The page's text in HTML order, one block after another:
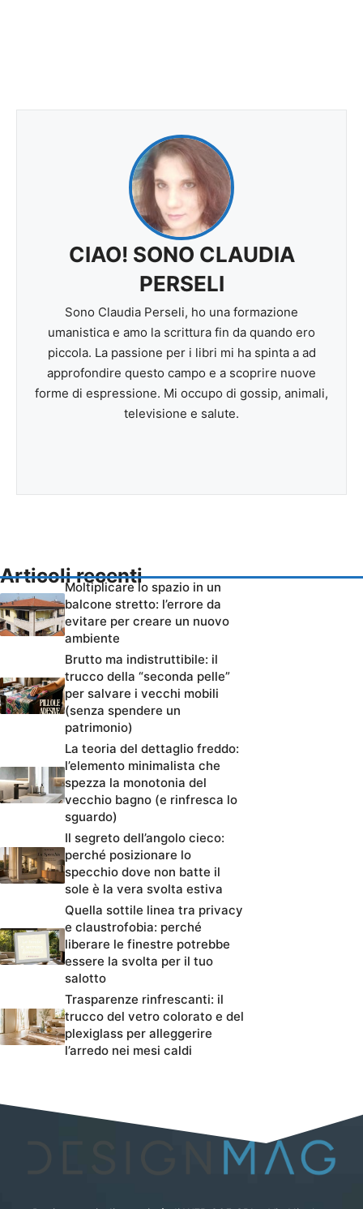
CIAO! SONO CLAUDIA
PERSELI
Sono Claudia Perseli, ho una formazione
umanistica e amo la scrittura fin da quando ero
piccola. La passione per i libri mi ha spinta a ad
approfondire questo campo e a scoprire nuove
forme di espressione. Mi occupo di gossip, animali,
televisione e salute.
Articoli recenti
Moltiplicare lo spazio in un
balcone stretto: l’errore da
evitare per creare un nuovo
ambiente
Brutto ma indistruttibile: il
trucco della “seconda pelle”
per salvare i vecchi mobili
(senza spendere un
patrimonio)
La teoria del dettaglio freddo:
l’elemento minimalista che
spezza la monotonia del
vecchio bagno (e rinfresca lo
sguardo)
Il segreto dell’angolo cieco:
perché posizionare lo
specchio dove non batte il
sole è la vera svolta estiva
Quella sottile linea tra privacy
e claustrofobia: perché
liberare le finestre potrebbe
essere la svolta per il tuo
salotto
Trasparenze rinfrescanti: il
trucco del vetro colorato e del
plexiglass per alleggerire
l’arredo nei mesi caldi